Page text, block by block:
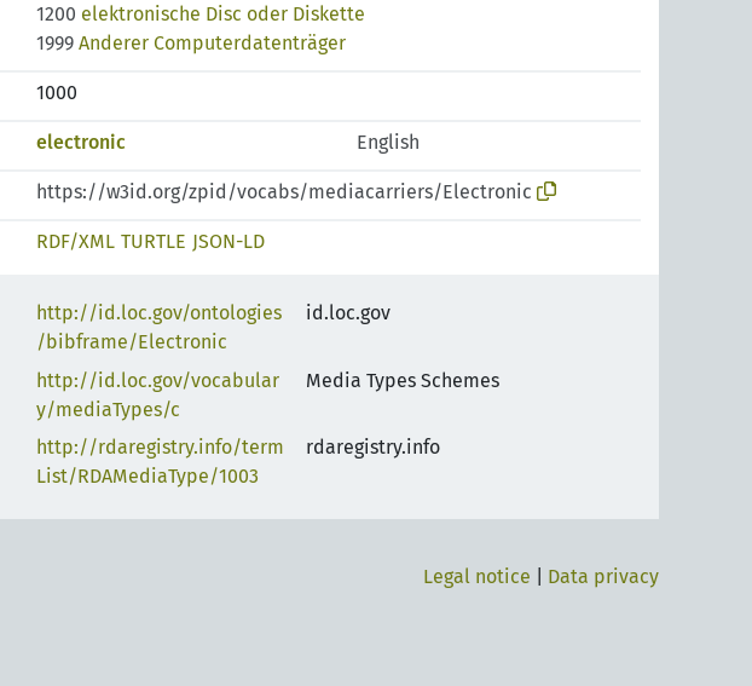
1200 elektronische Disc oder Diskette
1999 Anderer Computerdatenträger
1000
electronic English
https://w3id.org/zpid/vocabs/mediacarriers/Electronic
RDF/XML TURTLE JSON-LD
http://id.loc.gov/ontologies
/bibframe/Electronic
id.loc.gov
http://id.loc.gov/vocabular
y/mediaTypes/c
Media Types Schemes
http://rdaregistry.info/term
List/RDAMediaType/1003
rdaregistry.info
Legal notice Data privacy